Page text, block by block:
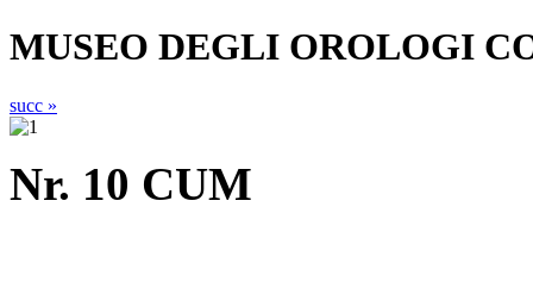
MUSEO DEGLI OROLOGI
succ »
Nr. 10 CUM